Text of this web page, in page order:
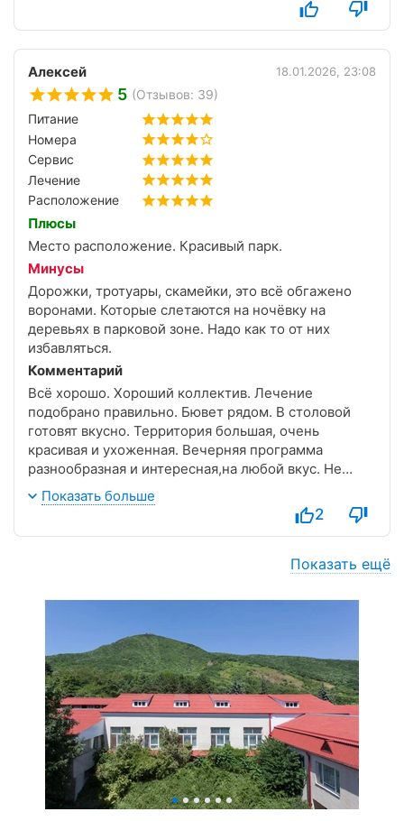
Алексей 18.01.2026, 23:08
5 (Отзывов: 39)
Питание
Номера
Сервис
Лечение
Расположение
Плюсы
Место расположение. Красивый парк.
Минусы
Дорожки, тротуары, скамейки, это всё обгажено
воронами. Которые слетаются на ночёвку на
деревьях в парковой зоне. Надо как то от них
избавляться.
Комментарий
Всё хорошо. Хороший коллектив. Лечение
подобрано правильно. Бювет рядом. В столовой
готовят вкусно. Территория большая, очень
красивая и ухоженная. Вечерняя программа
разнообразная и интересная,на любой вкус. Не
сезон. Отдыхающих мало. Зато нет очередей.
Показать больше
2
Показать ещё